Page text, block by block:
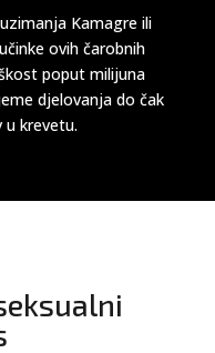
Kamagre ili
ovih čarobnih
poput milijuna
djelovanja do čak
krevetu.